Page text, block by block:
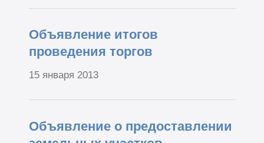
Объявление итогов
проведения торгов
15 января 2013
Объявление о предоставлении